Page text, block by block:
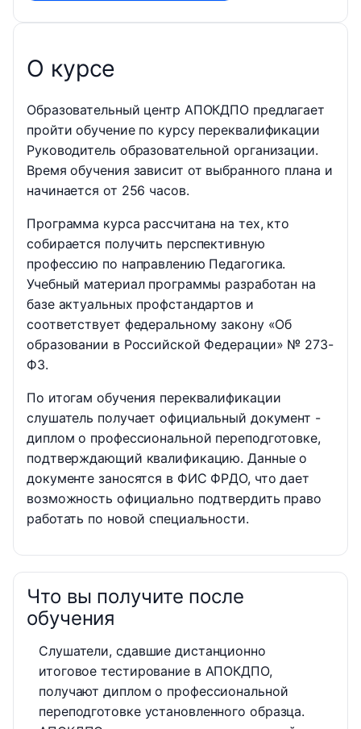
О курсе
Образовательный центр АПОКДПО предлагает
пройти обучение по курсу переквалификации
Руководитель образовательной организации.
Время обучения зависит от выбранного плана и
начинается от 256 часов.
Программа курса рассчитана на тех, кто
собирается получить перспективную
профессию по направлению Педагогика.
Учебный материал программы разработан на
базе актуальных профстандартов и
соответствует федеральному закону «Об
образовании в Российской Федерации» № 273-
ФЗ.
По итогам обучения переквалификации
слушатель получает официальный документ -
диплом о профессиональной переподготовке,
подтверждающий квалификацию. Данные о
документе заносятся в ФИС ФРДО, что дает
возможность официально подтвердить право
работать по новой специальности.
Что вы получите после
обучения
Слушатели, сдавшие дистанционно
итоговое тестирование в АПОКДПО,
получают диплом о профессиональной
переподготовке установленного образца.